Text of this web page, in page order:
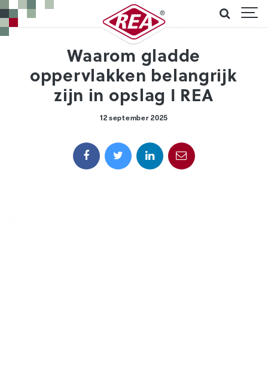
Waarom gladde
oppervlakken belangrijk
zijn in opslag I REA
12 september 2025